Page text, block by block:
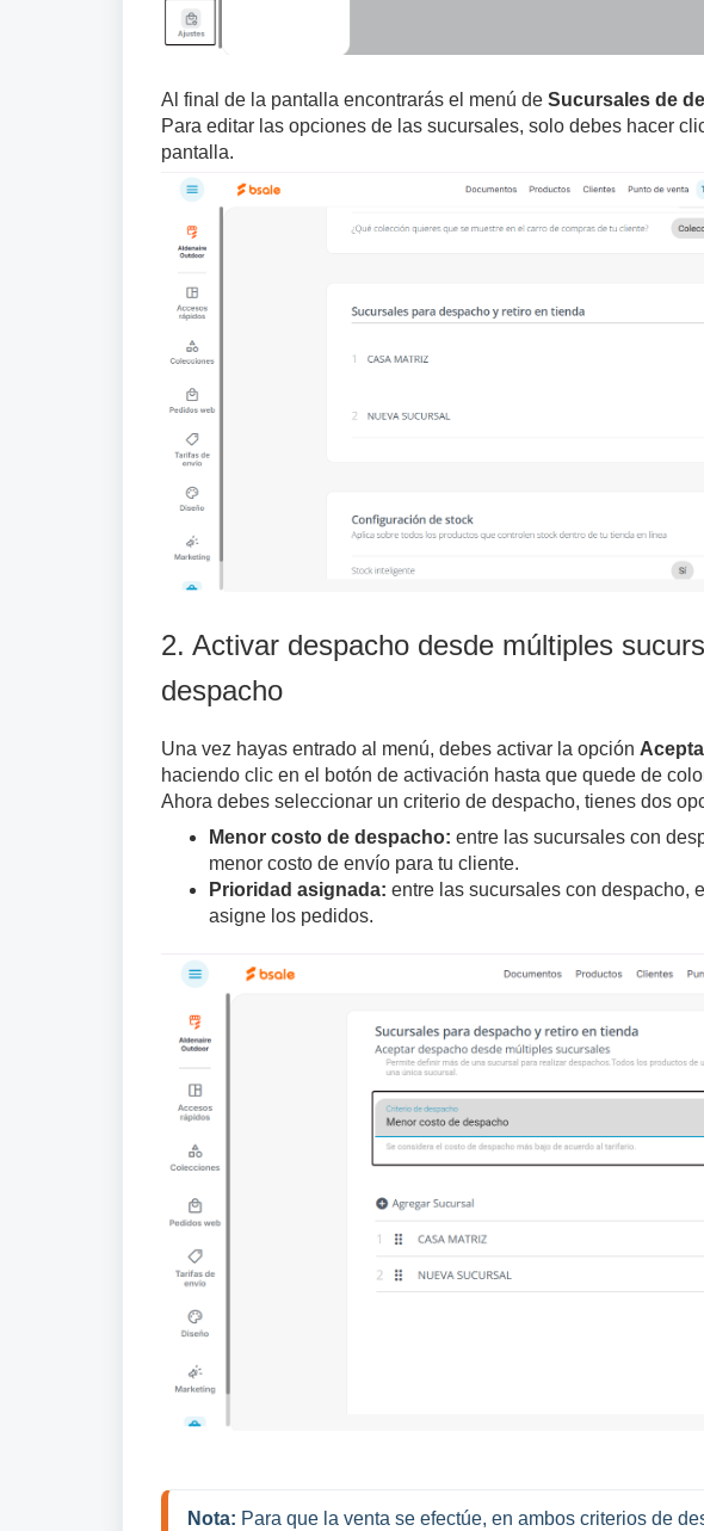
Al final de la pantalla encontrarás el menú de Sucursales de
Para editar las opciones de las sucursales, solo debes hacer
pantalla.
2. Activar despacho desde múltiples
despacho
Una vez hayas entrado al menú, debes activar la opción
haciendo clic en el botón de activación hasta que quede de
Ahora debes seleccionar un criterio de despacho, tienes dos
Menor costo de despacho: entre las sucursales con
menor costo de envío para tu cliente.
Prioridad asignada: entre las sucursales con despacho,
asigne los pedidos.
Nota: Para que la venta se efectúe, en ambos criterios de